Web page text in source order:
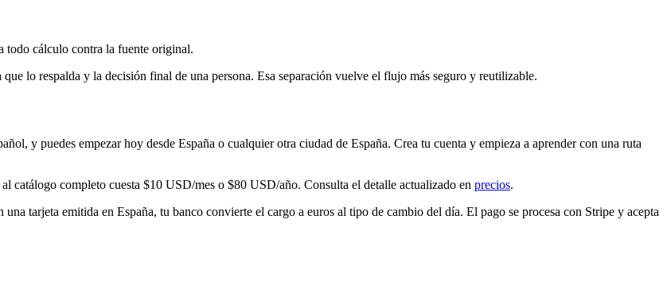
todo cálculo contra la fuente original.
lo respalda y la decisión final de una persona. Esa separación vuelve el flujo más seguro y reutilizable.
y puedes empezar hoy desde España o cualquier otra ciudad de España. Crea tu cuenta y empieza a aprender con una ruta
catálogo completo cuesta $10 USD/mes o $80 USD/año. Consulta el detalle actualizado en precios.
una tarjeta emitida en España, tu banco convierte el cargo a euros al tipo de cambio del día. El pago se procesa con Stripe y acepta